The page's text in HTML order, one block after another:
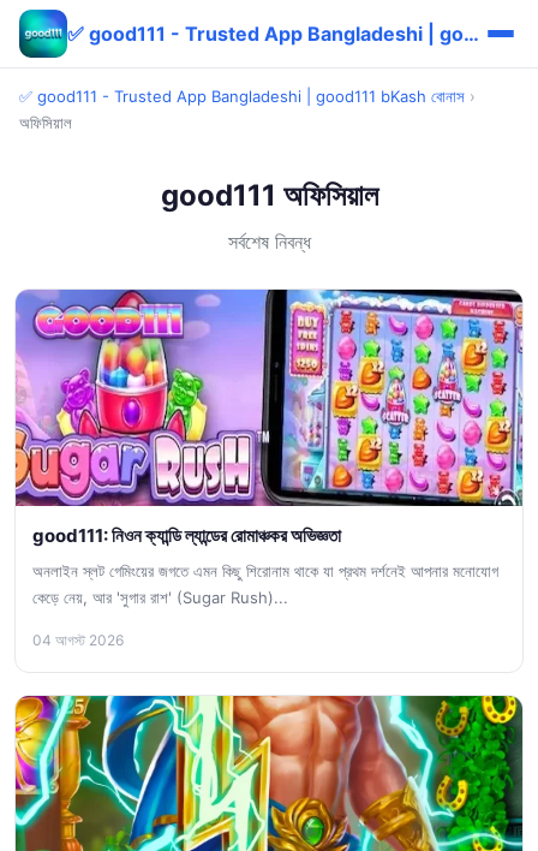
✅ good111 - Trusted App Bangladeshi | good111 bKash বোনাস
✅ good111 - Trusted App Bangladeshi | good111 bKash বোনাস ›
অফিসিয়াল
good111 অফিসিয়াল
সর্বশেষ নিবন্ধ
good111: নিওন ক্যান্ডি ল্যান্ডের রোমাঞ্চকর অভিজ্ঞতা
অনলাইন স্লট গেমিংয়ের জগতে এমন কিছু শিরোনাম থাকে যা প্রথম দর্শনেই আপনার মনোযোগ
কেড়ে নেয়, আর 'সুগার রাশ' (Sugar Rush)...
04 আগস্ট 2026